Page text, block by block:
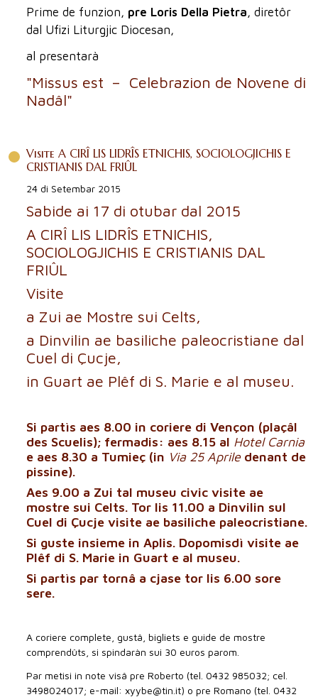
Prime de funzion, pre Loris Della Pietra, diretôr
dal Ufizi Liturgjic Diocesan,
al presentarà
"Missus est – Celebrazion de Novene di
Nadâl"
Visite A CIRÎ LIS LIDRÎS ETNICHIS, SOCIOLOGJICHIS E
CRISTIANIS DAL FRIÛL
24 di Setembar 2015
Sabide ai 17 di otubar dal 2015
A CIRÎ LIS LIDRÎS ETNICHIS,
SOCIOLOGJICHIS E CRISTIANIS DAL
FRIÛL
Visite
a Zui ae Mostre sui Celts,
a Dinvilin ae basiliche paleocristiane dal
Cuel di Çucje,
in Guart ae Plêf di S. Marie e al museu.
Si partìs aes 8.00 in coriere di Vençon (plaçâl
des Scuelis); fermadis: aes 8.15 al Hotel Carnia
e aes 8.30 a Tumieç (in Via 25 Aprile denant de
pissine).
Aes 9.00 a Zui tal museu civic visite ae
mostre sui Celts. Tor lis 11.00 a Dinvilin sul
Cuel di Çucje visite ae basiliche paleocristiane.
Si guste insieme in Aplis. Dopomisdì visite ae
Plêf di S. Marie in Guart e al museu.
Si partìs par tornâ a cjase tor lis 6.00 sore
sere.
A coriere complete, gustâ, bigliets e guide de mostre
comprendûts, si spindaràn sui 30 euros parom.
Par metisi in note visâ pre Roberto (tel. 0432 985032; cel.
3498024017; e-mail: xyybe@tin.it) o pre Romano (tel. 0432